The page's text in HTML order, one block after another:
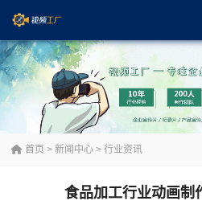
首页 > 新闻中心 > 行业资讯
食品加工行业动画制